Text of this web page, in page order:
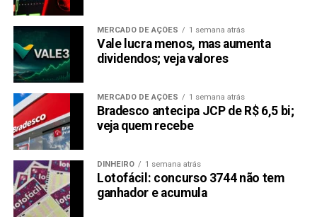
MERCADO DE AÇÕES 1 semana atrás
Vale lucra menos, mas aumenta
dividendos; veja valores
MERCADO DE AÇÕES 1 semana atrás
Bradesco antecipa JCP de R$ 6,5 bi;
veja quem recebe
DINHEIRO 1 semana atrás
Lotofácil: concurso 3744 não tem
ganhador e acumula